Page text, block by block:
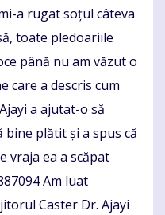
a rugat soțul câteva
toate pledoariile
până nu am văzut o
care a descris cum
a ajutat-o ​​să
bine plătit și a spus că
vraja ea a scăpat
Am luat
Caster Dr. Ajayi